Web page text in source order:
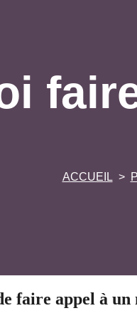
ACCUEIL
faire appel à un